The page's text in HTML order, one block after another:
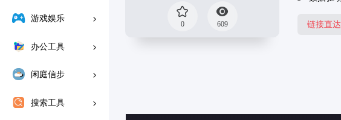
游戏娱乐
办公工具
闲庭信步
搜索工具
0 609 链接直达